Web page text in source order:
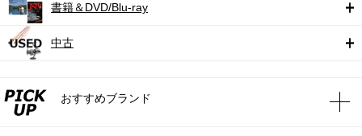
書籍＆DVD/Blu-ray
中古
おすすめブランド